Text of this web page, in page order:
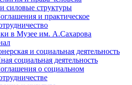
силовые структуры
и практическое
в Музее им. А.Сахарова
и социальная деятельность
социальная деятельность
о социальном